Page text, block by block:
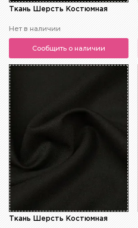
Ткань Шерсть Костюмная
Нет в наличии
Сообщить о наличии
Ткань Шерсть Костюмная